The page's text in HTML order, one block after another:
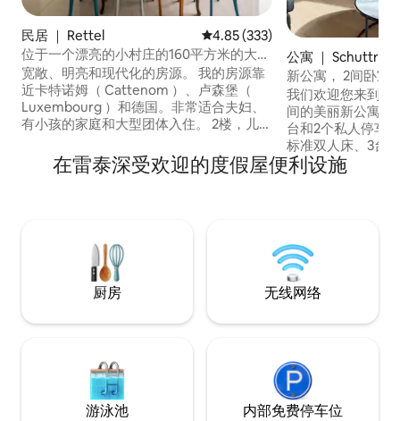
民居 ｜ Rettel 平均评分 4.85 分（满分 5 分），
4.85 (333)
位于一个漂亮的小村庄的160平方米的大房
子
宽敞、明亮和现代化的房源。 我的房源靠
近卡特诺姆（ Cattenom ）、卢森堡（
Luxembourg ）和德国。非常适合夫妇、
有小孩的家庭和大型团体入住。 2楼，儿童
小村庄！ （面包店、超市、燃气等... ） 大
露台！ 烧烤花园桌和桌子 可容纳自行车、
公寓 ｜
新公寓， 2间卧室
我们欢迎您来到这
间的美丽新公寓，
台和2个私人停车场。 设有2间卧
标准双人床、3台
人。 绿色房间配有一张160厘米乘200厘米
的电动床。 蓝色房间可供选择： 2张80厘
在雷泰深受欢迎的度假屋便利设施
厨房 无线网络
游泳池 内部免费停车位